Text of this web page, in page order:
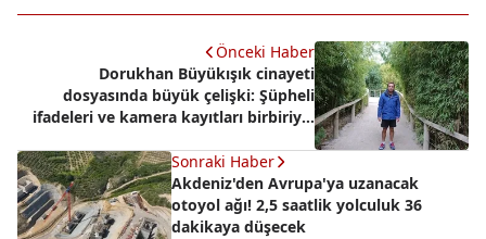
Önceki Haber
Dorukhan Büyükışık cinayeti
dosyasında büyük çelişki: Şüpheli
ifadeleri ve kamera kayıtları birbiriyle
Sonraki Haber
Akdeniz'den Avrupa'ya uzanacak
otoyol ağı! 2,5 saatlik yolculuk 36
dakikaya düşecek